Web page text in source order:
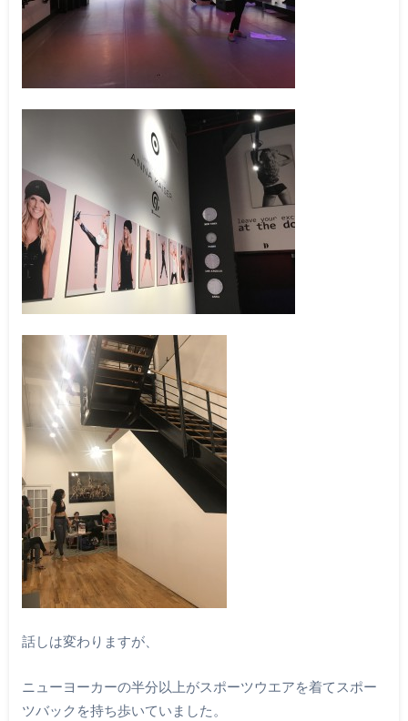
話しは変わりますが、
ニューヨーカーの半分以上がスポーツウエアを着てスポー
ツバックを持ち歩いていました。